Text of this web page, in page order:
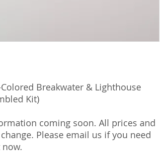
Breakwater & Lighthouse
Kit)
coming soon. All prices and
Please email us if you need